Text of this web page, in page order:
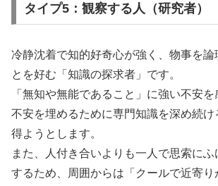
タイプ5：観察する人（研究者）
冷静沈着で知的好奇心が強く、物事を論
とを好む「知識の探求者」です。
「無知や無能であること」に強い不安
不安を埋めるために専門知識を深め続け
得ようとします。
また、人付き合いよりも一人で思索に
するため、周囲からは「クールで近寄